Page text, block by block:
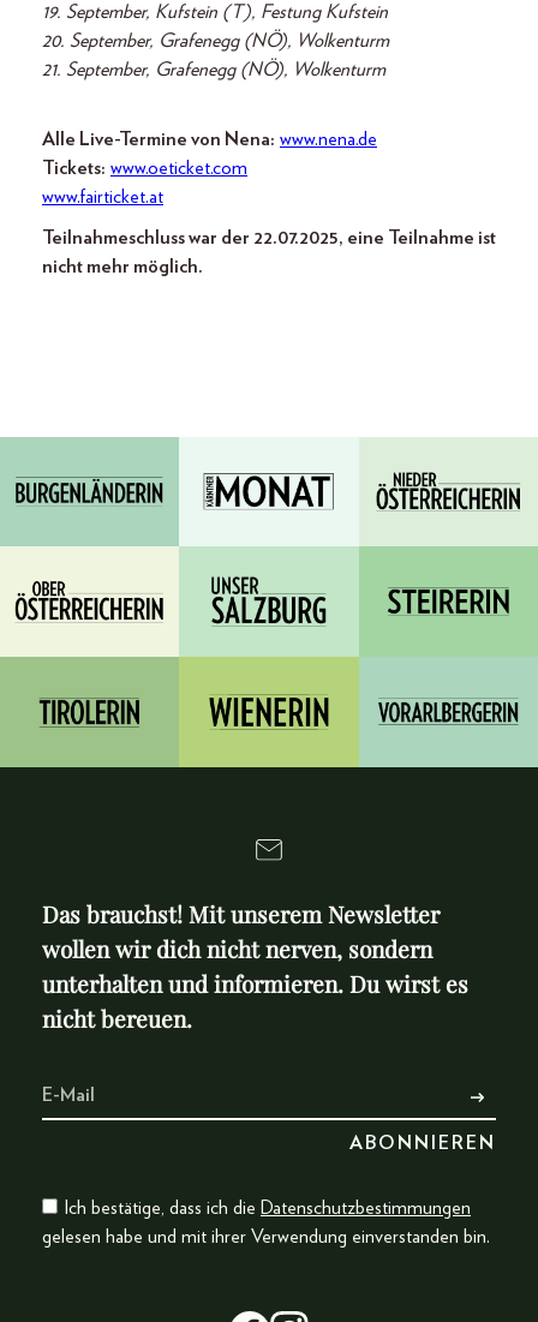
19. September, Kufstein (T), Festung Kufstein
20. September, Grafenegg (NÖ), Wolkenturm
21. September, Grafenegg (NÖ), Wolkenturm
Alle Live-Termine von Nena: www.nena.de
Tickets: www.oeticket.com
www.fairticket.at
Teilnahmeschluss war der 22.07.2025, eine Teilnahme ist
nicht mehr möglich.
Das brauchst! Mit unserem Newsletter
wollen wir dich nicht nerven, sondern
unterhalten und informieren. Du wirst es
nicht bereuen.
Ich bestätige, dass ich die Datenschutzbestimmungen
gelesen habe und mit ihrer Verwendung einverstanden bin.